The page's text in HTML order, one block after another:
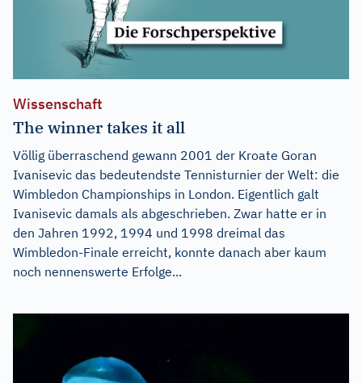
Wissenschaft
The winner takes it all
Völlig überraschend gewann 2001 der Kroate Goran
Ivanisevic das bedeutendste Tennisturnier der Welt: die
Wimbledon Championships in London. Eigentlich galt
Ivanisevic damals als abgeschrieben. Zwar hatte er in
den Jahren 1992, 1994 und 1998 dreimal das
Wimbledon-Finale erreicht, konnte danach aber kaum
noch nennenswerte Erfolge...